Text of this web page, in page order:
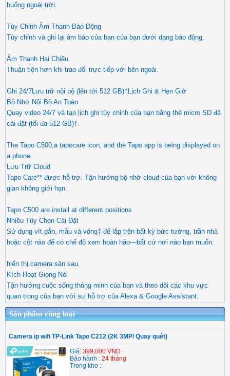
huống ngoài trời.
Tùy Chỉnh Âm Thanh Báo Động
Tùy chỉnh và ghi lại âm báo của bạn của bạn dưới dạng báo động.
Âm Thanh Hai Chiều
Thuận tiện hơn khi trao đổi trực tiếp với bên ngoài.
Ghi 24/7Lưu trữ nội bộ (lên tới 512 GB)†Lịch Ghi & Hẹn Giờ
Bộ Nhớ Nội Bộ An Toàn
Quay video 24/7 và tạo lịch ghi tùy chỉnh của bạn bằng thẻ micro SD đã
cài đặt (tối đa 512 GB)†.
The Tapo C500,a tapocare icon, and the Tapo app is being displayed on
a phone.
Lưu Trữ Cloud
Tapo Care** được hỗ trợ. Tận hưởng bộ nhớ cloud của bạn với không
gian không giới hạn.
Tapo C500 are install at different positions
Nhiều Tùy Chọn Cài Đặt
Sử dụng vít gắn, mẫu và vòng‡ để lắp trên bất kỳ bức tường, trần nhà
hoặc cột nào để có chế độ xem hoàn hảo—bất cứ nơi nào bạn muốn.
hiển thị camera sân sau.
Kích Hoạt Giọng Nói
Tận hưởng cuộc sống thông minh của bạn và theo dõi các khu vực
quan trọng của bạn với sự hỗ trợ của Alexa & Google Assistant.
Sản phẩm cùng loại
Camera ip wifi TP-Link Tapo C212 (2K 3MP/ Quay quét)
Giá: 399,000 VND
Bảo hành : 24 tháng
Trong kho :